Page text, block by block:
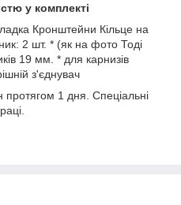
у комплекті
Кронштейни Кільце на
2 шт. * (як на фото Тоді
19 мм. * для карнизів
з'єднувач
протягом 1 дня. Спеціальні